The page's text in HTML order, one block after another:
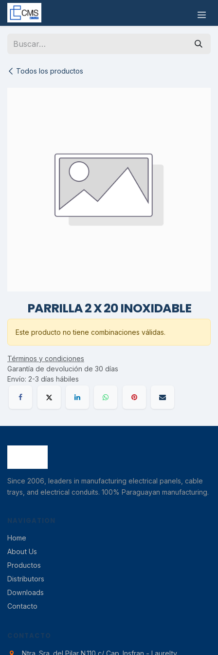
Ir al contenido
Todos los productos
PARRILLA 2 X 20 INOXIDABLE
Este producto no tiene combinaciones válidas.
Términos y condiciones
Garantía de devolución de 30 días
Envío: 2-3 días hábiles
Since 2006, leaders in manufacturing electrical panels, cable
trays, and electrical conduits. 100% Paraguayan manufacturing.
NAVIGATION
Home
About Us
Productos
Distributors
Downloads
Contacto
CONTACTO